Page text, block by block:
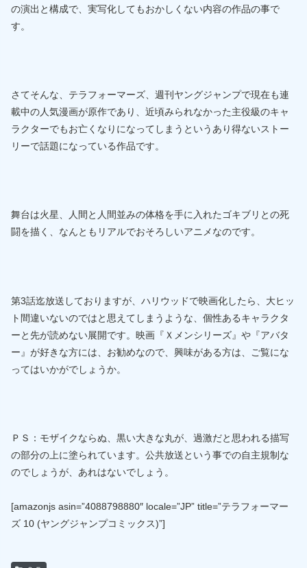
の演出と構成で、実写化してもおかしくない内容の作品の事で
す。
さてそんな、テラフォーマーズ、週刊ヤングジャンプで現在も連
載中の人気漫画が原作であり、近頃みられなかった主役級のキャ
ラクターでもお亡くなりになってしまうというあり得ないストー
リーで話題になっている作品です。
舞台は火星、人間と人間並みの体格を手に入れたゴキブリとの死
闘を描く、なんともリアルでおそろしいアニメなのです。
第3話迄放送しておりますが、ハリウッドで映画化したら、大ヒッ
ト間違いないのではと思えてしまうような、個性あるキャラクタ
ーと先が読めない展開です。映画『Ｘメンシリーズ』や『アバタ
ー』が好きな方には、お勧めなので、興味がある方は、ご覧にな
ってはいかがでしょうか。
ＰＳ：モザイクならぬ、黒い大きな丸が、過激だと思われる描写
の部分の上に塗られています。公共放送という事での自主規制な
のでしょうが、あれはないでしょう。
[amazonjs asin=”4088798880″ locale=”JP” title=”テラフォーマー
ズ 10 (ヤングジャンプコミックス)”]